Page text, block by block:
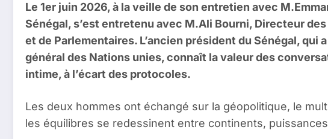
Le 1er juin 2026, à la veille de son entretien avec
Sénégal, s’est entretenu avec M.Ali Bourni, Directeur
et de Parlementaires. L’ancien président du Sénégal,
général des Nations unies, connaît la valeur des
intime, à l’écart des protocoles.
Les deux hommes ont échangé sur la géopolitique, le
les équilibres se redessinent entre continents,